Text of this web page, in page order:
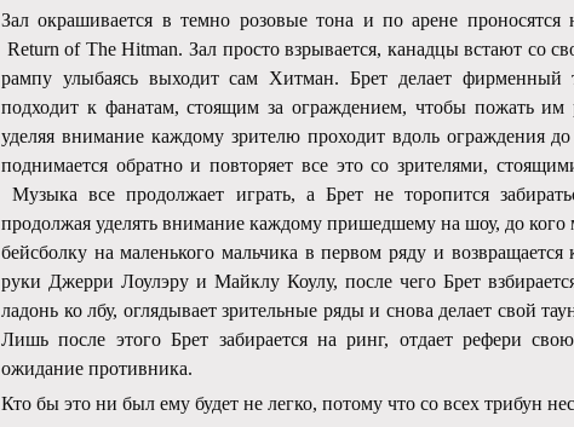
Зал окрашивается в темно розовые тона и по арене проносятся
Return of The Hitman. Зал просто взрывается, канадцы встают со
рампу улыбаясь выходит сам Хитман. Брет делает фирменный
подходит к фанатам, стоящим за ограждением, чтобы пожать
уделяя внимание каждому зрителю проходит вдоль ограждения
поднимается обратно и повторяет все это со зрителями,
Музыка все продолжает играть, а Брет не торопится
продолжая уделять внимание каждому пришедшему на шоу, до кого
бейсболку на маленького мальчика в первом ряду и
руки Джерри Лоулэру и Майклу Коулу, после чего Брет
ладонь ко лбу, оглядывает зрительные ряды и снова делает свой
Лишь после этого Брет забирается на ринг, отдает рефери
ожидание противника.
Кто бы это ни был ему будет не легко, потому что со всех трибун